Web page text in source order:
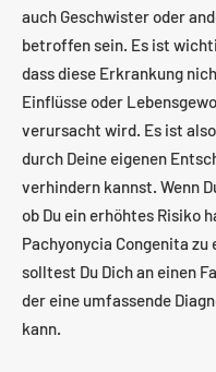
auch Geschwister oder
betroffen sein. Es ist
dass diese Erkrankung
Einflüsse oder
verursacht wird. Es ist
durch Deine eigenen
verhindern kannst. Wenn
ob Du ein erhöhtes Risiko
Pachyonycia Congenita zu
solltest Du Dich an einen
der eine umfassende
kann.